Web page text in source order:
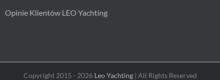
Opinie Klientów LEO Yachting
Copyright 2015 - 2026 Leo Yachting| All Rights Reserved